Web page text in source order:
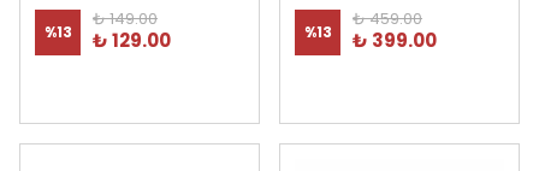
%13
₺ 149.00
₺ 129.00 %13
₺ 459.00
₺ 399.00